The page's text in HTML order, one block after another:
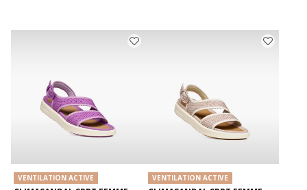
VENTILATION ACTIVE VENTILATION ACTIVE